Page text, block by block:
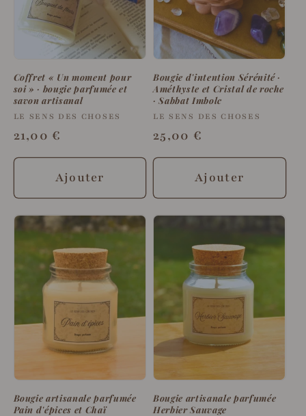
Coffret « Un moment pour
soi » · bougie parfumée et
savon artisanal
Fournisseur :
LE SENS DES CHOSES
Prix
habituel
21,00 €
Ajouter
Bougie d'intention Sérénité ·
Améthyste et Cristal de roche
· Sabbat Imbolc
Fournisseur :
LE SENS DES CHOSES
Prix
habituel
25,00 €
Ajouter
Bougie artisanale parfumée
Pain d'épices et Chaï
Bougie artisanale parfumée
Herbier Sauvage